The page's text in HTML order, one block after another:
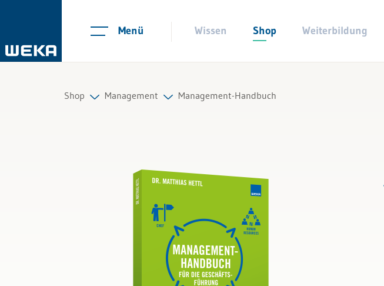
Menü Wissen Shop Weiterbildung
Shop
Führung & Kompetenzen
Finanzen & Steuern
Management
Organisation
Marketing & Verkauf
Management-Handbuch